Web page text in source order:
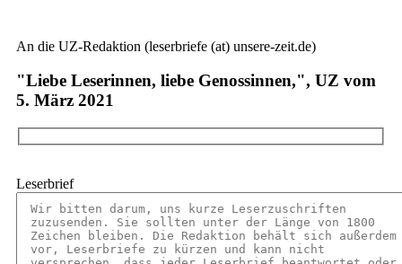
An die UZ-Redaktion (leserbriefe (at) unsere-zeit.de)
"Liebe Leserinnen, liebe Genossinnen,", UZ vom
5. März 2021
Leserbrief